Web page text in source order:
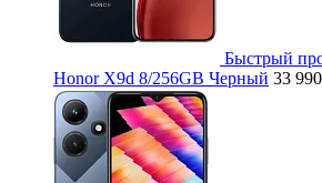
Быстрый
Honor X9d 8/256GB Черный 33